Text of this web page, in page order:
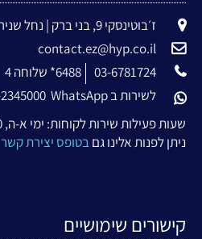
ז׳בוטינסקי 9, בני ברק | נחל שניר 3, יבנה
contact.ez@hyp.co.il
03-6781724
6488* שלוחה 4
לשירות ב WhatsApp
073-2345000
שעות פעילות שירות לקוחות: ימי א-ה, 9:00-17:00
ניתן לפנות אלינו גםבטופס יצירת קשר
קישורים שימושיים